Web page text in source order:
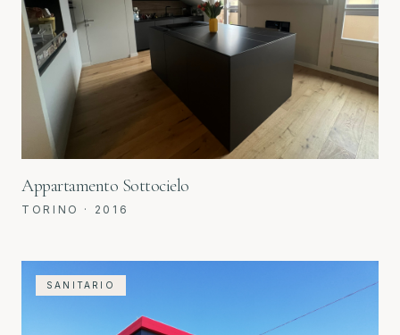
Appartamento Sottocielo
TORINO · 2016
SANITARIO